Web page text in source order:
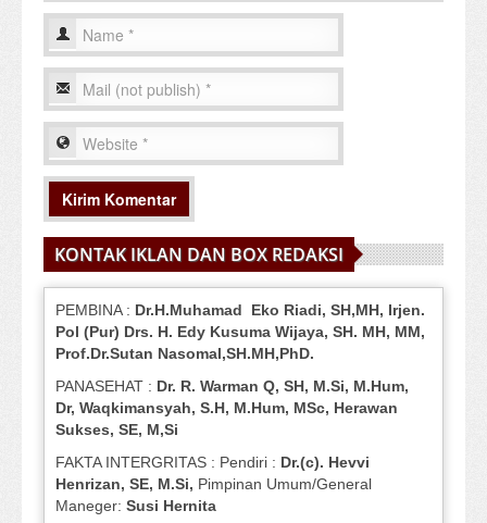
KONTAK IKLAN DAN BOX REDAKSI
PEMBINA : Dr.H.Muhamad Eko Riadi, SH,MH, Irjen.
Pol (Pur) Drs. H. Edy Kusuma Wijaya, SH. MH, MM,
Prof.Dr.Sutan Nasomal,SH.MH,PhD.
PANASEHAT : Dr. R. Warman Q, SH, M.Si, M.Hum,
Dr, Waqkimansyah, S.H, M.Hum, MSc, Herawan
Sukses, SE, M,Si
FAKTA INTERGRITAS : Pendiri : Dr.(c). Hevvi
Henrizan, SE, M.Si, Pimpinan Umum/General
Maneger: Susi Hernita